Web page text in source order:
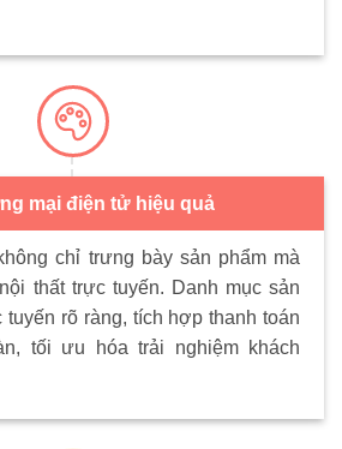
mại điện tử hiệu quả
chỉ trưng bày sản phẩm mà
thất trực tuyến. Danh mục sản
tuyến rõ ràng, tích hợp thanh toán
tối ưu hóa trải nghiệm khách